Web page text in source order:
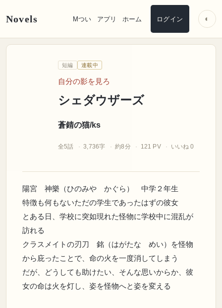
Novels Mつい アプリ ホーム ログイン ◐
短編 連載中
自分の影を見ろ
シェダウザーズ
蒼錆の猫/ks
全5話 3,736字 約8分 121 PV いいね 0
陽宮 神樂（ひのみや かぐら） 中学２年生
特徴も何もないただの学生であったはずの彼女
とある日、学校に突如現れた怪物に学校中に混乱が
訪れる
クラスメイトの刃刀 銘（はがたな めい）を怪物
から庇ったことで、命の火を一度消してしまう
だが、どうしても助けたい、そんな思いからか、彼
女の命は火を灯し、姿を怪物へと姿を変える